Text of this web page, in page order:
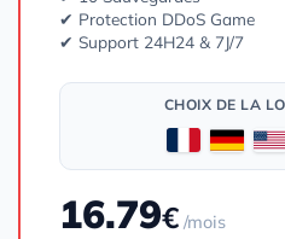
✔ Protection DDoS Game
✔ Support 24H24 & 7J/7
CHOIX DE LA
16.79€ /mois